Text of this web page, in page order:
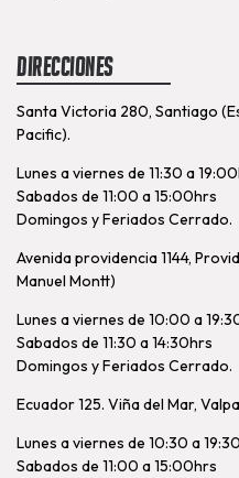
Direcciones
Santa Victoria 280, Santiago
Pacific).
Lunes a viernes de 11:30 a
Sabados de 11:00 a 15:00hrs
Domingos y Feriados Cerrado.
Avenida providencia 1144,
Manuel Montt)
Lunes a viernes de 10:00 a
Sabados de 11:30 a 14:30hrs
Domingos y Feriados Cerrado.
Ecuador 125. Viña del Mar,
Lunes a viernes de 10:30 a
Sabados de 11:00 a 15:00hrs